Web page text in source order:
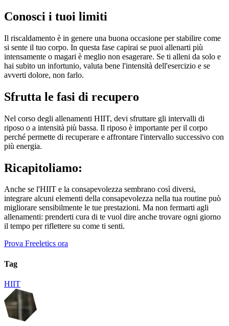
Conosci i tuoi limiti
Il riscaldamento è in genere una buona occasione per stabilire come
si sente il tuo corpo. In questa fase capirai se puoi allenarti più
intensamente o magari è meglio non esagerare. Se ti alleni da solo e
hai subito un infortunio, valuta bene l'intensità dell'esercizio e se
avverti dolore, non farlo.
Sfrutta le fasi di recupero
Nel corso degli allenamenti HIIT, devi sfruttare gli intervalli di
riposo o a intensità più bassa. Il riposo è importante per il corpo
perché permette di recuperare e affrontare l'intervallo successivo con
più energia.
Ricapitoliamo:
Anche se l'HIIT e la consapevolezza sembrano così diversi,
integrare alcuni elementi della consapevolezza nella tua routine può
migliorare sensibilmente le tue prestazioni. Ma non fermarti agli
allenamenti: prenderti cura di te vuol dire anche trovare ogni giorno
il tempo per riflettere su come ti senti.
Prova Freeletics ora
Tag
HIIT